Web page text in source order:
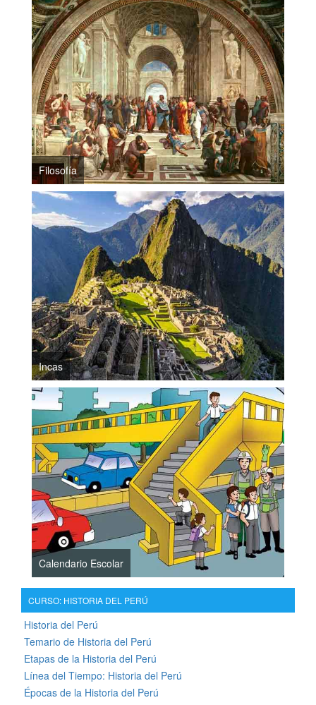
Filosofía
Incas
Calendario Escolar
CURSO: HISTORIA DEL PERÚ
Historia del Perú
Temario de Historia del Perú
Etapas de la Historia del Perú
Línea del Tiempo: Historia del Perú
Épocas de la Historia del Perú